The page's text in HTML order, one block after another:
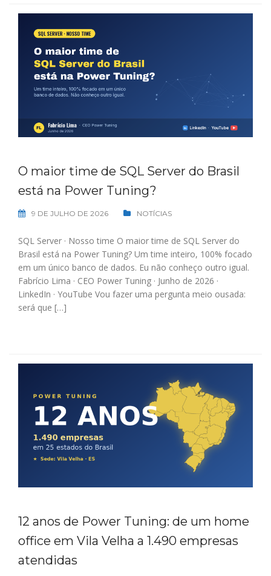
O maior time de SQL Server do Brasil
está na Power Tuning?
9 DE JULHO DE 2026 NOTÍCIAS
SQL Server · Nosso time O maior time de SQL Server do
Brasil está na Power Tuning? Um time inteiro, 100% focado
em um único banco de dados. Eu não conheço outro igual.
Fabrício Lima · CEO Power Tuning · Junho de 2026 ·
LinkedIn · YouTube Vou fazer uma pergunta meio ousada:
será que […]
12 anos de Power Tuning: de um home
office em Vila Velha a 1.490 empresas
atendidas